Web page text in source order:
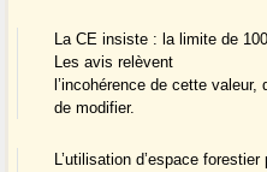
La CE insiste : la limite de
Les avis relèvent
l’incohérence de cette
de modifier.
L’utilisation d’espace